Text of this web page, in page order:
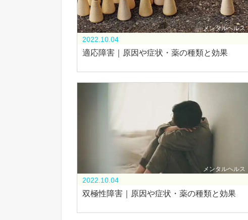
メンタルヘルス
2022.10.04
適応障害｜原因や症状・薬の種類と効果
メンタルヘルス
2022.10.04
双極性障害｜原因や症状・薬の種類と効果